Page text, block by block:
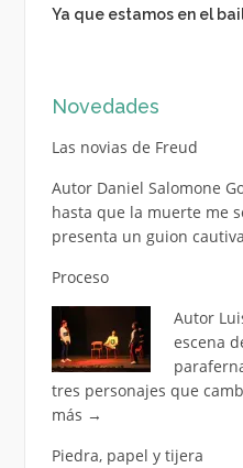
Ya que estamos en el
Novedades
Las novias de Freud
Autor Daniel Salomone
hasta que la muerte me
presenta un guion
Proceso
Autor
escena
tres personajes que
más →
Piedra, papel y tijera